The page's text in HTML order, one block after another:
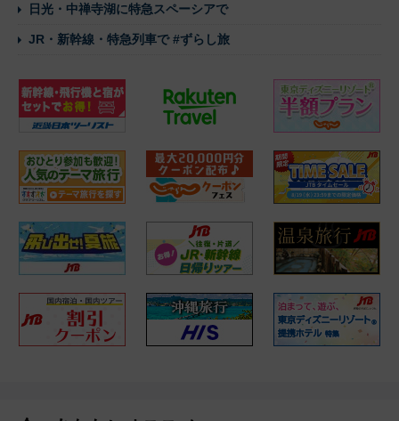
日光・中禅寺湖に特急スペーシアで
JR・新幹線・特急列車で #ずらし旅